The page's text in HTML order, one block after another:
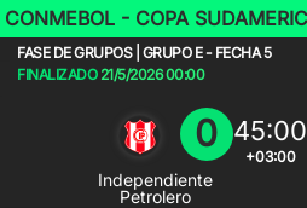
CONMEBOL - COPA
FASE DE GRUPOS | GRUPO E - FECHA 5
FINALIZADO 21/5/2026 00:00
Independiente
Petrolero
0 45:00
+03:00